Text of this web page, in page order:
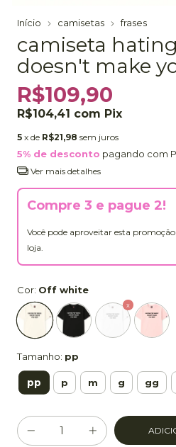
Início camisetas frases
camiseta
doesn't make
R$109,90
R$104,41 com Pix
5 x de R$21,98 sem juros
5% de desconto pagando com
Ver mais detalhes
Compre 3 e pague 2!
Você pode aproveitar esta
loja.
Cor: Off white
Tamanho: pp
pp p m g gg